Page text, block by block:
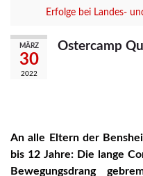
Erfolge bei Landes-
MÄRZ
30
2022
Ostercamp
An alle Eltern der
bis 12 Jahre: Die lange
Bewegungsdrang